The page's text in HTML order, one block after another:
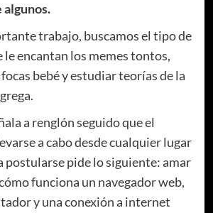
trabajo, buscamos el tipo de
le encantan los memes tontos,
bebé y estudiar teorías de la
a renglón seguido que el
a cabo desde cualquier lugar
postularse pide lo siguiente: amar
funciona un navegador web,
y una conexión a internet